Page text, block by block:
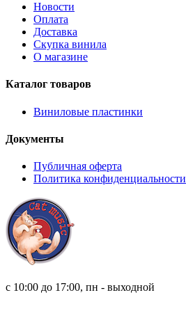
Новости
Оплата
Доставка
Скупка винила
О магазине
Каталог товаров
Виниловые пластинки
Документы
Публичная оферта
Политика конфиденциальности
с 10:00 до 17:00, пн - выходной